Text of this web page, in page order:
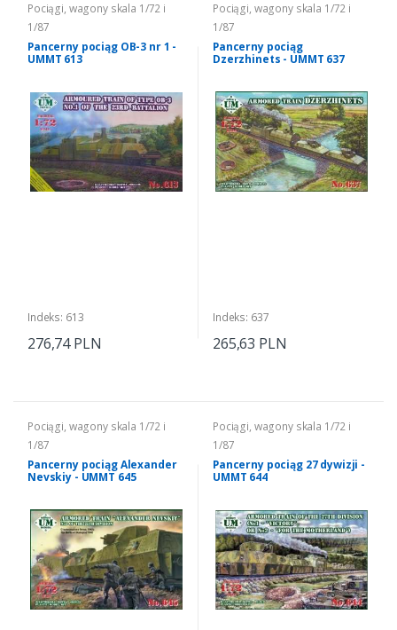
Pociągi, wagony skala 1/72 i
1/87
Pancerny pociąg OB-3 nr 1 -
UMMT 613
Indeks: 613
276,74 PLN
Pociągi, wagony skala 1/72 i
1/87
Pancerny pociąg
Dzerzhinets - UMMT 637
Indeks: 637
265,63 PLN
Pociągi, wagony skala 1/72 i
1/87
Pancerny pociąg Alexander
Nevskiy - UMMT 645
Pociągi, wagony skala 1/72 i
1/87
Pancerny pociąg 27 dywizji -
UMMT 644